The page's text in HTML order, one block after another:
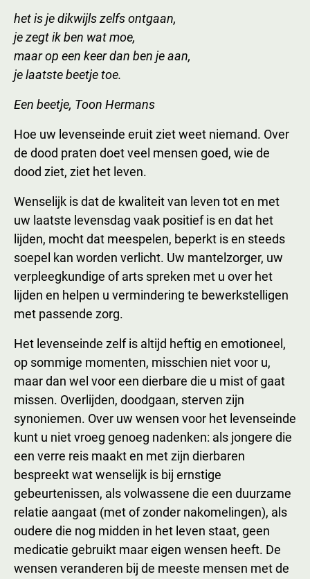
het is je dikwijls zelfs ontgaan,
je zegt ik ben wat moe,
maar op een keer dan ben je aan,
je laatste beetje toe.
Een beetje, Toon Hermans
Hoe uw levenseinde eruit ziet weet niemand. Over
de dood praten doet veel mensen goed, wie de
dood ziet, ziet het leven.
Wenselijk is dat de kwaliteit van leven tot en met
uw laatste levensdag vaak positief is en dat het
lijden, mocht dat meespelen, beperkt is en steeds
soepel kan worden verlicht. Uw mantelzorger, uw
verpleegkundige of arts spreken met u over het
lijden en helpen u vermindering te bewerkstelligen
met passende zorg.
Het levenseinde zelf is altijd heftig en emotioneel,
op sommige momenten, misschien niet voor u,
maar dan wel voor een dierbare die u mist of gaat
missen. Overlijden, doodgaan, sterven zijn
synoniemen. Over uw wensen voor het levenseinde
kunt u niet vroeg genoeg nadenken: als jongere die
een verre reis maakt en met zijn dierbaren
bespreekt wat wenselijk is bij ernstige
gebeurtenissen, als volwassene die een duurzame
relatie aangaat (met of zonder nakomelingen), als
oudere die nog midden in het leven staat, geen
medicatie gebruikt maar eigen wensen heeft. De
wensen veranderen bij de meeste mensen met de